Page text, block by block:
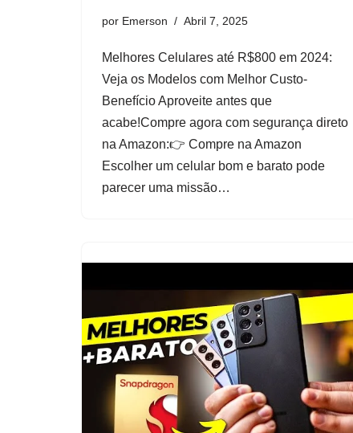
por Emerson Abril 7, 2025
Melhores Celulares até R$800 em 2024:
Veja os Modelos com Melhor Custo-
Benefício Aproveite antes que
acabe!Compre agora com segurança direto
na Amazon:👉 Compre na Amazon
Escolher um celular bom e barato pode
parecer uma missão…